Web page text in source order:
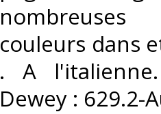
couleurs dans
. A l'italienne.
Dewey : 629.2-